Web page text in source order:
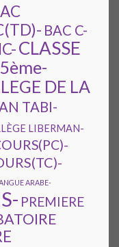
BAC C-
CLASSE
DE LA
TABI-
LIBERMAN-
ARABE-
PREMIERE